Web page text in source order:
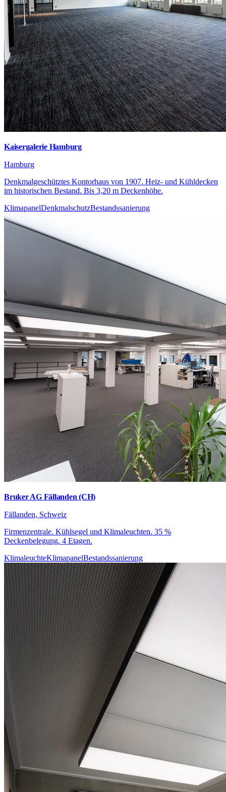
Kaisergalerie Hamburg
Hamburg
Denkmalgeschütztes Kontorhaus von 1907. Heiz- und Kühldecken
im historischen Bestand. Bis 3,20 m Deckenhöhe.
KlimapanelDenkmalschutzBestandssanierung
Bruker AG Fällanden (CH)
Fällanden, Schweiz
Firmenzentrale. Kühlsegel und Klimaleuchten. 35 %
Deckenbelegung. 4 Etagen.
KlimaleuchteKlimapanelBestandssanierung